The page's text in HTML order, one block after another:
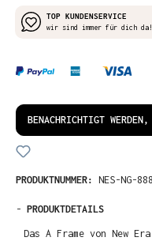
TOP KUNDENSERVICE
wir sind immer für dich da!
BENACHRICHTIGT
PRODUKTNUMMER: NES-NG-
- PRODUKTDETAILS
Das A Frame von New